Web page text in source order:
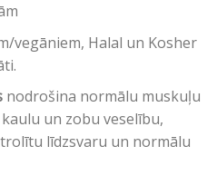
vegāniem, Halal un Kosher
nodrošina normālu muskuļu
un zobu veselību,
līdzsvaru un normālu